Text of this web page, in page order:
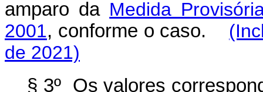
amparo da Medida
2001, conforme o caso.
de 2021)
§ 3º Os valores